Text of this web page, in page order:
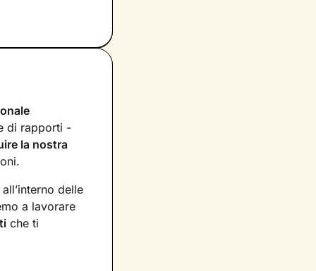
di rapporti -
la nostra
delle
a lavorare
che ti